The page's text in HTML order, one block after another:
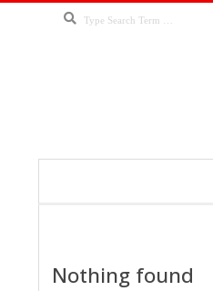
Search
Nothing found